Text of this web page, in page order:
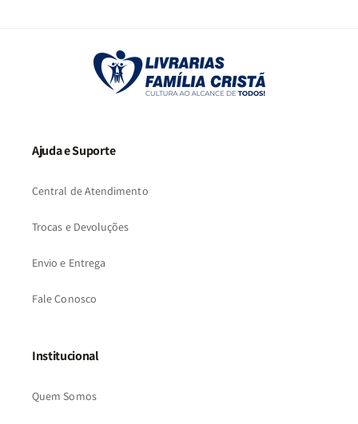
Ajuda e Suporte
Central de Atendimento
Trocas e Devoluções
Envio e Entrega
Fale Conosco
Institucional
Quem Somos